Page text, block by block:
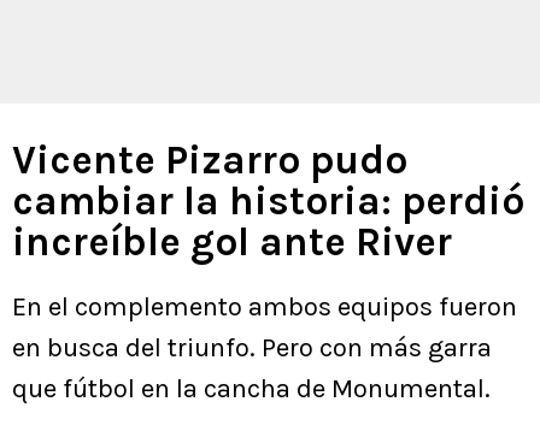
Vicente Pizarro pudo
cambiar la historia: perdió
increíble gol ante River
En el complemento ambos equipos fueron
en busca del triunfo. Pero con más garra
que fútbol en la cancha de Monumental.